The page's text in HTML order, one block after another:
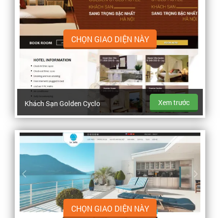
CHỌN GIAO DIỆN NÀY
Khách Sạn Golden Cyclo Xem trước
CHỌN GIAO DIỆN NÀY